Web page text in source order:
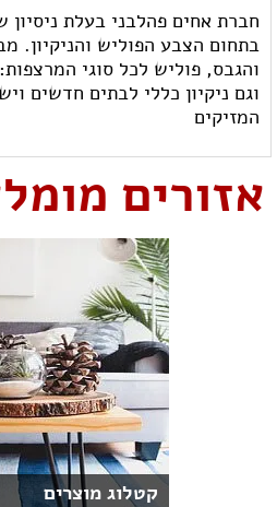
בתחום הצבע הפוליש והניקיון.
והגבס, פוליש לכל סוגי
וגם ניקיון כללי לבתים חדשים
המזיקים
אזורים
קטלוג מוצרים